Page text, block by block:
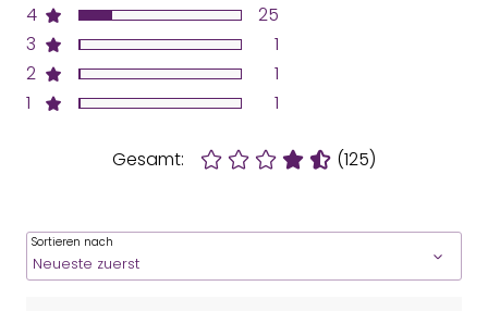
4
3
2
1
25
1
1
1
Gesamt: (125)
Sortieren nach